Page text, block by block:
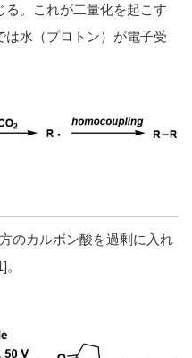
る。これが二量化を起こす
は水（プロトン）が電子受
のカルボン酸を過剰に入れ